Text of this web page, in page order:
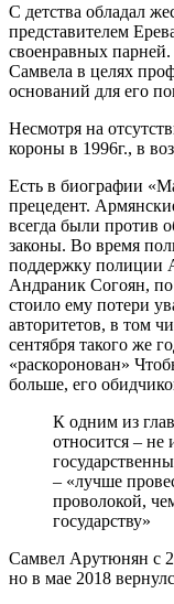
С детства обладал
представителем
своенравных
Самвела в целях
оснований для его
Несмотря на
короны в 1996г., в
Есть в биографии
прецедент.
всегда были против
законы. Во время
поддержку полиции
Андраник Согоян, по
стоило ему потери
авторитетов, в том
сентября такого же
«раскоронован»
больше, его
К одним из
относится – не
– «лучше
проволокой,
государству»
Самвел Арутюнян с
но в мае 2018